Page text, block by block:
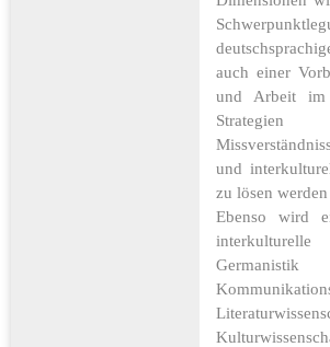
auch einer
und Arbeit im
Strategien
und
zu lösen
Ebenso wird